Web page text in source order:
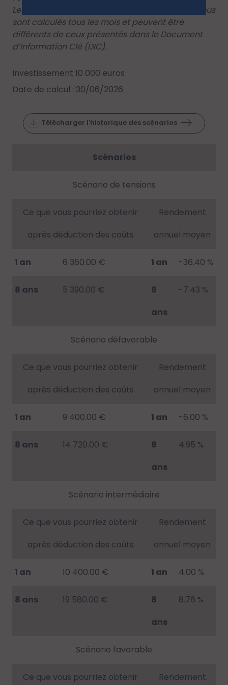
Les scénarios de performance affichés ci-dessous
sont calculés tous les mois et peuvent être
différents de ceux présentés dans le Document
d’Information Clé (DIC).
Investissement 10 000 euros
Date de calcul : 30/06/2026
Télécharger l'historique des scénarios
Scénarios
Scénario de tensions
Ce que vous pourriez obtenir
après déduction des coûts
Rendement
annuel moyen
1 an 6 360.00 € 1 an -36.40 %
8 ans 5 390.00 €
8
ans
-7.43 %
Scénario défavorable
Ce que vous pourriez obtenir
après déduction des coûts
Rendement
annuel moyen
1 an 9 400.00 € 1 an -6.00 %
8 ans 14 720.00 €
8
ans
4.95 %
Scénario intermédiaire
Ce que vous pourriez obtenir
après déduction des coûts
Rendement
annuel moyen
1 an 10 400.00 € 1 an 4.00 %
8 ans 19 580.00 €
8
ans
8.76 %
Scénario favorable
Ce que vous pourriez obtenir Rendement